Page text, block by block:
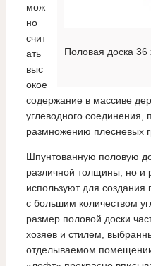
Половая доска
мож
но
счит
ать
выс
окое
содержание в массиве
углеводного соединения,
размножению плесневых
Шпунтованную половую
различной толщины, но и
используют для
с большим количеством
размер половой доски
хозяев и стилем,
отделываемом